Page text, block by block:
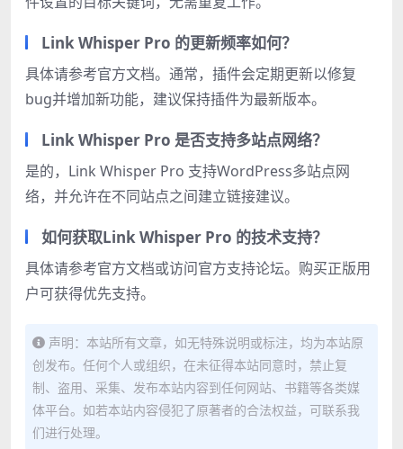
Link Whisper Pro 的更新频率如何？
具体请参考官方文档。通常，插件会定期更新以修复
bug并增加新功能，建议保持插件为最新版本。
Link Whisper Pro 是否支持多站点网络？
是的，Link Whisper Pro 支持WordPress多站点网
络，并允许在不同站点之间建立链接建议。
如何获取Link Whisper Pro 的技术支持？
具体请参考官方文档或访问官方支持论坛。购买正版用
户可获得优先支持。
声明：本站所有文章，如无特殊说明或标注，均为本站原
创发布。任何个人或组织，在未征得本站同意时，禁止复
制、盗用、采集、发布本站内容到任何网站、书籍等各类媒
体平台。如若本站内容侵犯了原著者的合法权益，可联系我
们进行处理。